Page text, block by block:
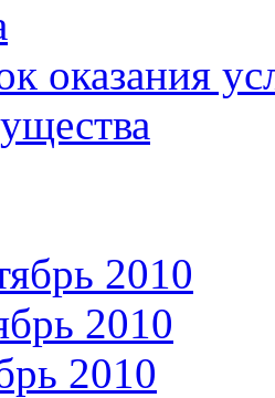
оказания
2010
2010
2010